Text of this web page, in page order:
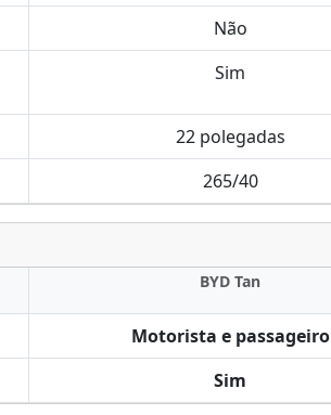
Não
Sim
22 polegadas
265/40
BYD Tan
Motorista e passageiro
Sim